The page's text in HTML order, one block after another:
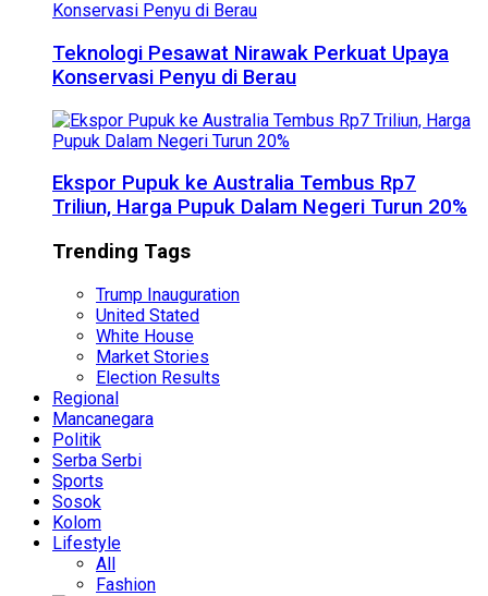
Teknologi Pesawat Nirawak Perkuat Upaya
Konservasi Penyu di Berau
Ekspor Pupuk ke Australia Tembus Rp7
Triliun, Harga Pupuk Dalam Negeri Turun 20%
Trending Tags
Trump Inauguration
United Stated
White House
Market Stories
Election Results
Regional
Mancanegara
Politik
Serba Serbi
Sports
Sosok
Kolom
Lifestyle
All
Fashion